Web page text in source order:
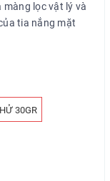
màng lọc vật lý và
tia nắng mặt
30GR